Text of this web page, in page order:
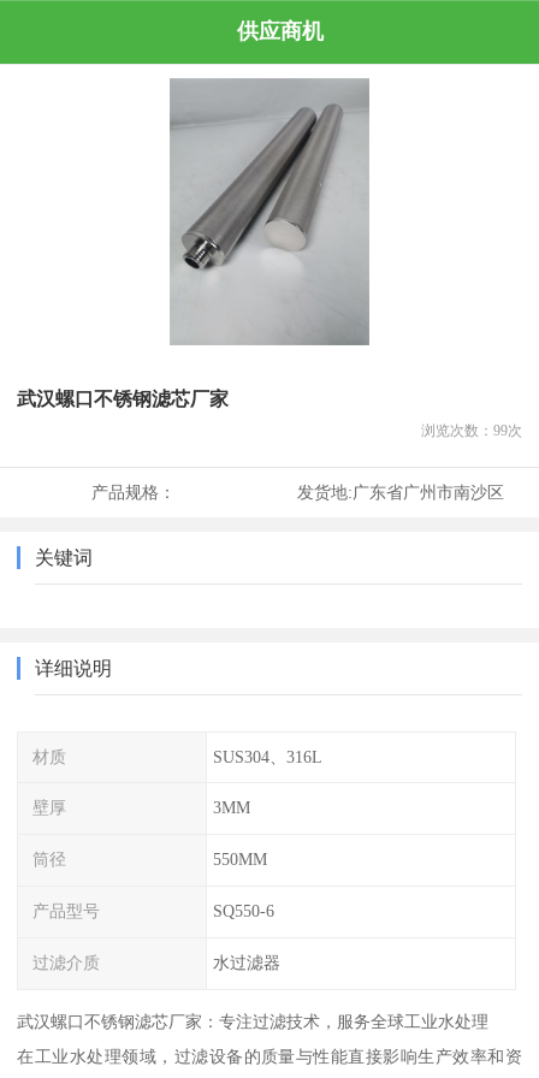
供应商机
武汉螺口不锈钢滤芯厂家
浏览次数： 99次
产品规格： 发货地:广东省广州市南沙区
关键词
详细说明
材质 SUS304、316L
壁厚 3MM
筒径 550MM
产品型号 SQ550-6
过滤介质 水过滤器
武汉螺口不锈钢滤芯厂家：专注过滤技术，服务全球工业水处理
在工业水处理领域，过滤设备的质量与性能直接影响生产效率和资